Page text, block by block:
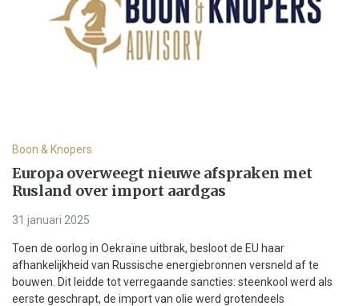
Boon & Knopers
Europa overweegt nieuwe afspraken met
Rusland over import aardgas
31 januari 2025
Toen de oorlog in Oekraïne uitbrak, besloot de EU haar
afhankelijkheid van Russische energiebronnen versneld af te
bouwen. Dit leidde tot verregaande sancties: steenkool werd als
eerste geschrapt, de import van olie werd grotendeels